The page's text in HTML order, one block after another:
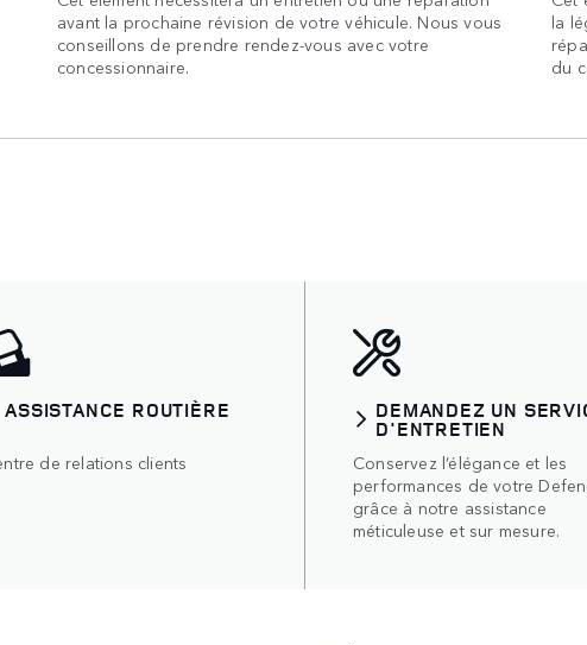
avant la prochaine révision de votre véhicule. Nous vous
conseillons de prendre rendez-vous avec votre
concessionnaire.
la
du
ASSISTANCE ROUTIÈRE
de relations clients
DEMANDEZ UN
D'ENTRETIEN
Conservez l’élégance et les
performances de votre
grâce à notre assistance
méticuleuse et sur mesure.